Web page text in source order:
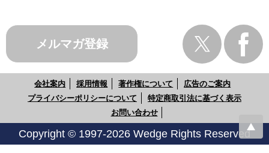
メルマガ登録
会社案内 採用情報 著作権について
広告のご案内
プライバシーポリシーについて
特定商取引法に基づく表示
お問い合わせ
Copyright © 1997-2026 Wedge Rights Reserved